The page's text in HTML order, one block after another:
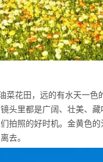
菜花田，远的有水天一
头里都是广阔、壮美、
拍照的好时机。金黄色
去。